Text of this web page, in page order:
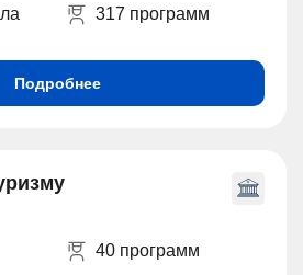
317 программ
Подробнее
40 программ